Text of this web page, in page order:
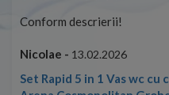
Conform descrierii!
Nicolae - 13.02.2026
Set Rapid 5 in 1 Vas wc